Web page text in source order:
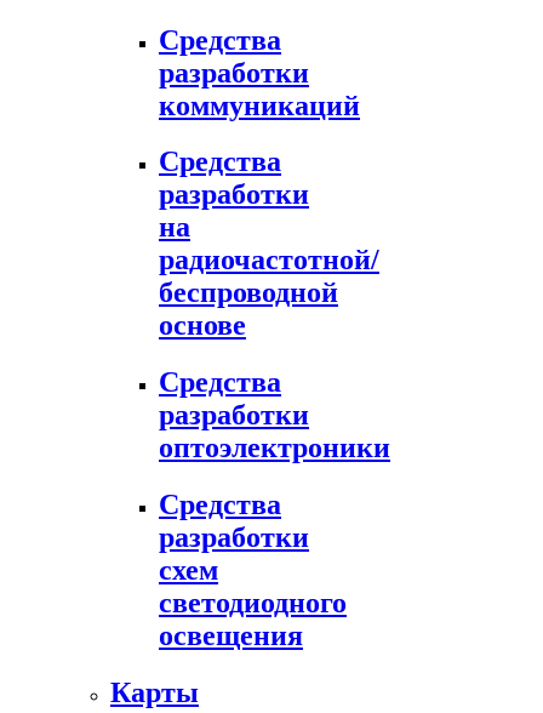
Средства
разработки
коммуникаций
Средства
разработки
на
радиочастотной/
беспроводной
основе
Средства
разработки
оптоэлектроники
Средства
разработки
схем
светодиодного
освещения
Карты